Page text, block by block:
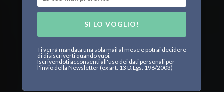
SI LO VOGLIO!
Ti verrà mandata una sola mail al mese e potrai decidere
di disiscriverti quando vuoi.
Iscrivendoti acconsenti all'uso dei dati personali per
l'invio della Newsletter (ex art. 13 D.Lgs. 196/2003)